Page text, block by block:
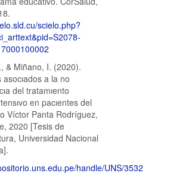
scielo.php?
& Miñano, I. (2020).
a la no
del tratamıento
en pacıentes del
Víctor Panta Rodríguez,
2020 [Tesis de
Universidad Nacional
handle/UNS/3532